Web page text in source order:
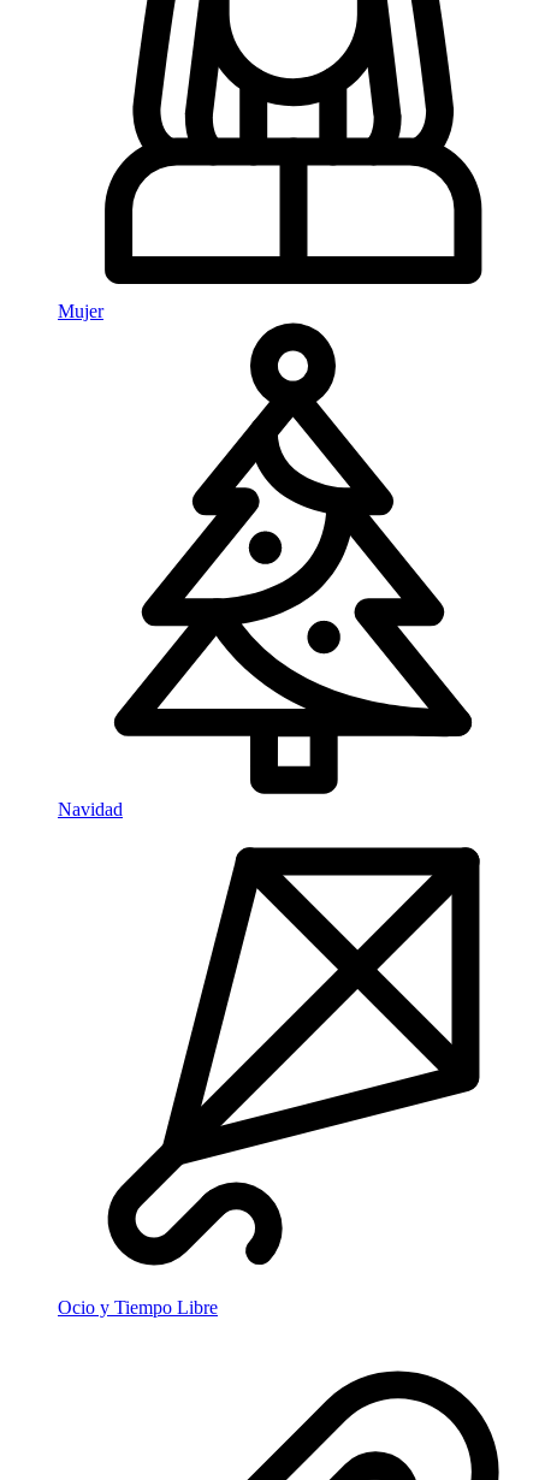
Mujer
Navidad
Ocio y Tiempo Libre